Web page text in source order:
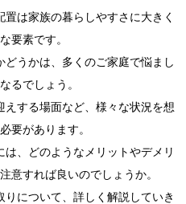
は家族の暮らしやすさに大きく
要素です。
うかは、多くのご家庭で悩まし
るでしょう。
えする場面など、様々な状況を想
要があります。
、どのようなメリットやデメリ
意すれば良いのでしょうか。
について、詳しく解説していき